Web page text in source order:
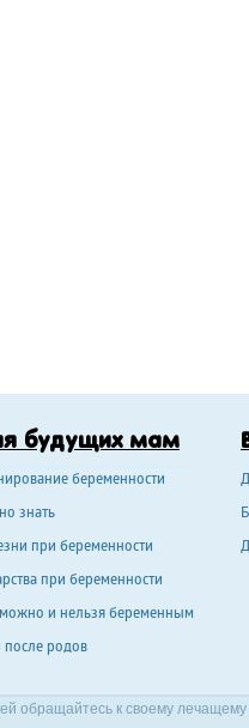
будущих мам
беременности
знать
при беременности
при беременности
и нельзя беременным
после родов
к своему